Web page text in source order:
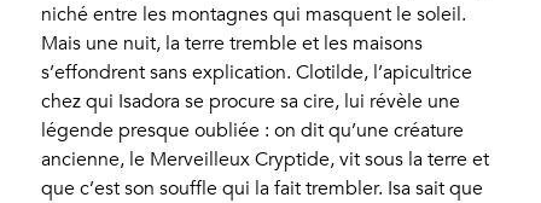
niché entre les montagnes qui masquent le soleil.
Mais une nuit, la terre tremble et les maisons
s’effondrent sans explication. Clotilde, l’apicultrice
chez qui Isadora se procure sa cire, lui révèle une
légende presque oubliée : on dit qu’une créature
ancienne, le Merveilleux Cryptide, vit sous la terre et
que c’est son souffle qui la fait trembler. Isa sait que